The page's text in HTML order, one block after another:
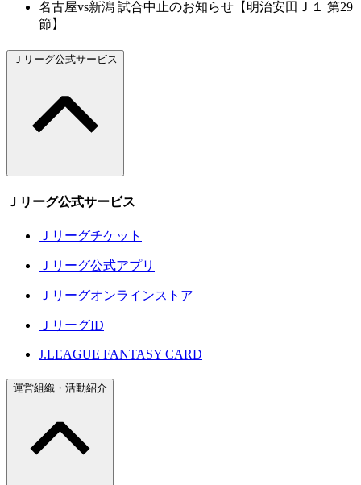
名古屋vs新潟 試合中止のお知らせ【明治安田Ｊ１ 第29
節】
Ｊリーグ公式サービス
Ｊリーグ公式サービス
Ｊリーグチケット
Ｊリーグ公式アプリ
Ｊリーグオンラインストア
ＪリーグID
J.LEAGUE FANTASY CARD
運営組織・活動紹介